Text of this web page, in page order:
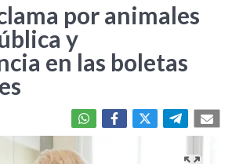
por animales
y
en las boletas